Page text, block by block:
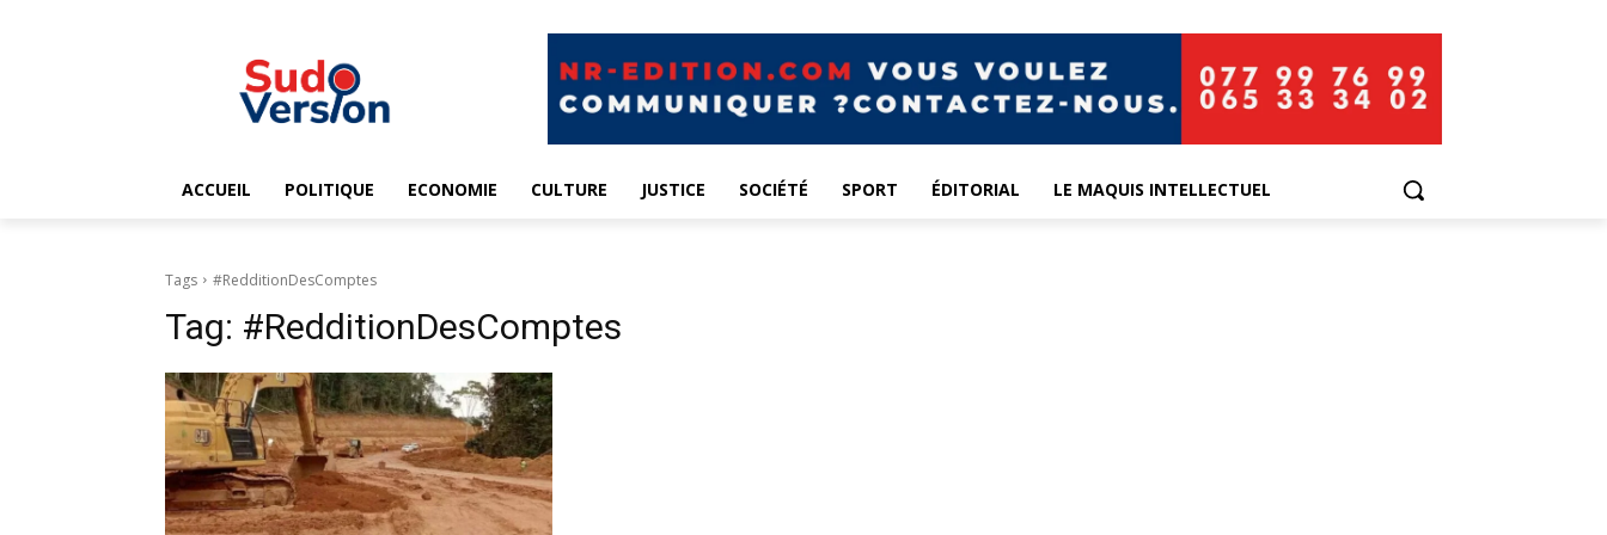
ACCUEIL POLITIQUE ECONOMIE CULTURE JUSTICE SOCIÉTÉ SPORT ÉDITORIAL LE MAQUIS INTELLECTUEL
Tags #RedditionDesComptes
Tag: #RedditionDesComptes